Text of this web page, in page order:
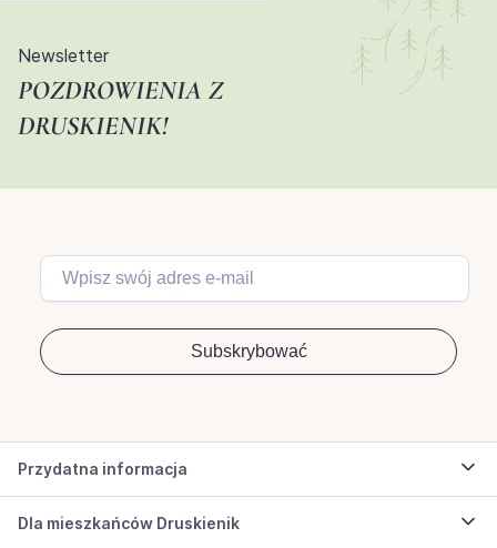
Newsletter
POZDROWIENIA Z
DRUSKIENIK!
Przydatna informacja
Dla mieszkańców Druskienik